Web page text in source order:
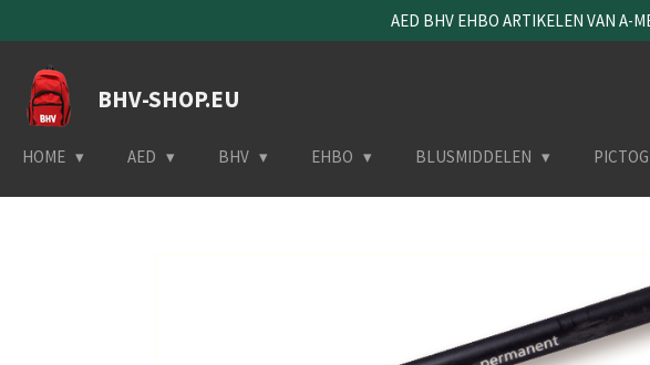
direct
naar
hoofdinhoud
AED BHV EHBO ARTIKELEN VAN A-
BHV-SHOP.EU
HOME AED BHV EHBO BLUSMIDDELEN